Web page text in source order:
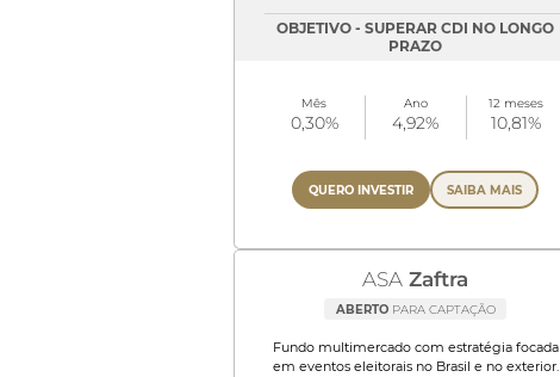
OBJETIVO - SUPERAR CDI NO LONGO
PRAZO
Mês
0,30%
Ano
4,92%
12 meses
10,81%
QUERO INVESTIR SAIBA MAIS
ASA Zaftra
ABERTOPARA CAPTAÇÃO
Fundo multimercado com estratégia focada
em eventos eleitorais no Brasil e no exterior.